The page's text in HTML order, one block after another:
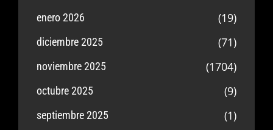
enero 2026 (19)
diciembre 2025 (71)
noviembre 2025 (1704)
octubre 2025 (9)
septiembre 2025 (1)